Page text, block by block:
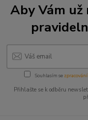
Aby Vám
Souhlasím se
Přihlašte se k odběru